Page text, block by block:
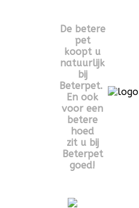
De betere
pet
koopt u
natuurlijk
bij
Beterpet.
En ook
voor een
betere
hoed
zit u bij
Beterpet
goed!